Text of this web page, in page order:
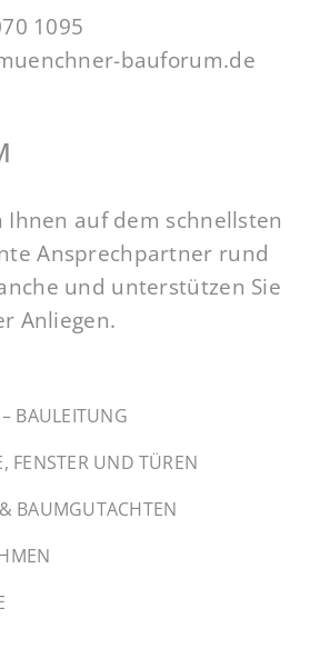
1095
bauforum.de
auf dem schnellsten
Ansprechpartner rund
und unterstützen Sie
Anliegen.
BAULEITUNG
FENSTER UND TÜREN
BAUMGUTACHTEN